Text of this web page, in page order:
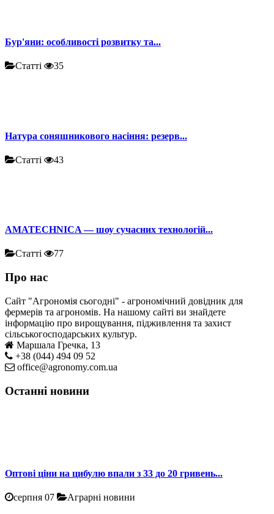
Бур'яни: особливості розвитку та...
Статті 35
Натура соняшникового насіння: резерв...
Статті 43
AMATECHNICA — шоу сучасних технологій...
Статті 77
Про нас
Сайт "Агрономія сьогодні" - агрономічний довідник для
фермерів та агрономів. На нашому сайті ви знайдете
інформацію про вирощування, підживлення та захист
сільськогосподарських культур.
Маршала Гречка, 13
+38 (044) 494 09 52
office@agronomy.com.ua
Останні новини
Оптові ціни на цибулю впали з 33 до 20 гривень...
серпня 07 Аграрні новини